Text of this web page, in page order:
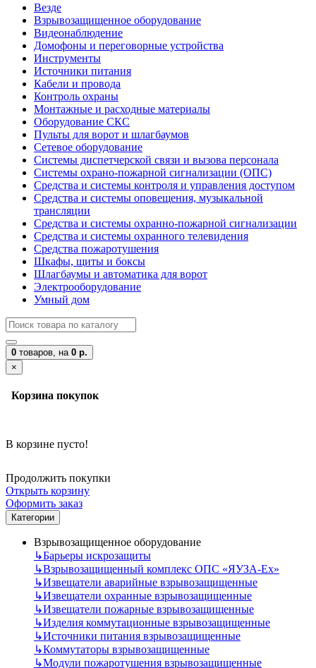
Везде
Взрывозащищенное оборудование
Видеонаблюдение
Домофоны и переговорные устройства
Инструменты
Источники питания
Кабели и провода
Контроль охраны
Монтажные и расходные материалы
Оборудование СКС
Пульты для ворот и шлагбаумов
Сетевое оборудование
Системы диспетчерской связи и вызова персонала
Системы охрано-пожарной сигнализации (ОПС)
Средства и системы контроля и управления доступом
Средства и системы оповещения, музыкальной
трансляции
Средства и системы охранно-пожарной сигнализации
Средства и системы охранного телевидения
Средства пожаротушения
Шкафы, щиты и боксы
Шлагбаумы и автоматика для ворот
Электрооборудование
Умный дом
0 товаров, на 0 р.
×
Корзина покупок
В корзине пусто!
Продолжить покупки
Открыть корзину
Оформить заказ
Категории
Взрывозащищенное оборудование
↳Барьеры искрозащиты
↳Взрывозащищенный комплекс ОПС «ЯУЗА-Ех»
↳Извещатели аварийные взрывозащищенные
↳Извещатели охранные взрывозащищенные
↳Извещатели пожарные взрывозащищенные
↳Изделия коммутационные взрывозащищенные
↳Источники питания взрывозащищенные
↳Коммутаторы взрывозащищенные
↳Модули пожаротушения взрывозащищенные